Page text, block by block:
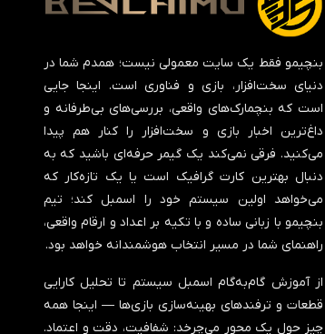
بنچیمو فقط یک سایت معمولی نیست؛ همدم شما در
دنیای سخت‌افزار، بازی و فناوری است. اینجا جایی
است که بنچمارک‌های واقعی، بررسی‌های بی‌طرفانه و
داغ‌ترین اخبار بازی و سخت‌افزار را کنار هم پیدا
می‌کنید. فرقی نمی‌کند یک گیمر حرفه‌ای باشید که به
دنبال بهترین کارت گرافیک است یا یک تازه‌کار که
می‌خواهد اولین سیستم خود را اسمبل کند؛ تیم
بنچیمو با زبانی ساده و با تکیه بر اعداد و ارقام واقعی،
راهنمای شما در مسیر انتخاب هوشمندانه خواهد بود.
از آموزش گام‌به‌گام اسمبل سیستم تا تحلیل کارایی
قطعات و ترفندهای بهینه‌سازی بازی‌ها — اینجا همه
چیز حول یک محور می‌چرخد: شفافیت، دقت و اعتماد.